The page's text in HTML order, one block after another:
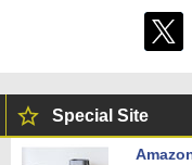
Special Site